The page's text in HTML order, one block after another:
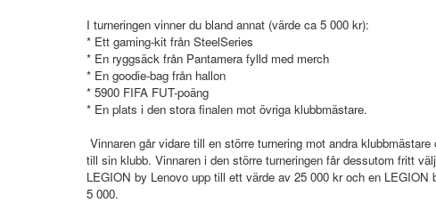
I turneringen vinner du bland annat (värde ca 5 000 kr):
* Ett gaming-kit från SteelSeries
* En ryggsäck från Pantamera fylld med merch
* En goodie-bag från hallon
* 5900 FIFA FUT-poäng
* En plats i den stora finalen mot övriga klubbmästare.
Vinnaren går vidare till en större turnering mot andra klubbmästare
till sin klubb. Vinnaren i den större turneringen får dessutom fritt
LEGION by Lenovo upp till ett värde av 25 000 kr och en LEGION
5 000.